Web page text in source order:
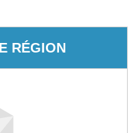
RÉGION